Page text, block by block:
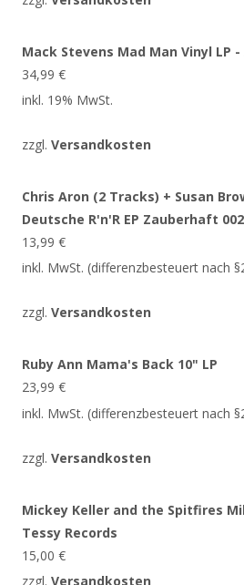
Mack Stevens Mad Man Vinyl LP
34,99 €
inkl. 19% MwSt.
zzgl. Versandkosten
Chris Aron (2 Tracks) + Susan
Deutsche R'n'R EP Zauberhaft 002
13,99 €
inkl. MwSt. (differenzbesteuert nach
zzgl. Versandkosten
Ruby Ann Mama's Back 10" LP
23,99 €
inkl. MwSt. (differenzbesteuert nach
zzgl. Versandkosten
Mickey Keller and the Spitfires
Tessy Records
15,00 €
zzgl. Versandkosten